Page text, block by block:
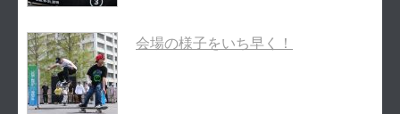
会場の様子をいち早く！